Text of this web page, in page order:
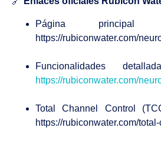
Página principal
https://rubiconwater.com/
Funcionalidades
https://rubiconwater.com/
Total Channel Control
https://rubiconwater.com/